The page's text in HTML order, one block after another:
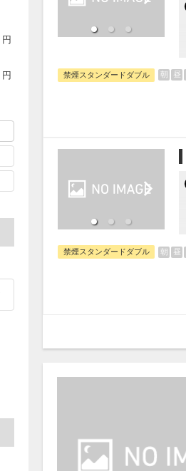
円
円 禁煙スタンダードダブル 朝 昼
禁煙スタンダードダブル 朝 昼